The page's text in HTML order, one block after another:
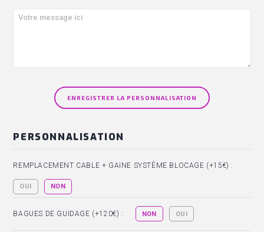
ENREGISTRER LA PERSONNALISATION
REMPLACEMENT CABLE + GAINE SYSTÈME BLOCAGE (+15€) :
OUI NON
BAGUES DE GUIDAGE (+120€) : NON OUI
PERSONNALISATION